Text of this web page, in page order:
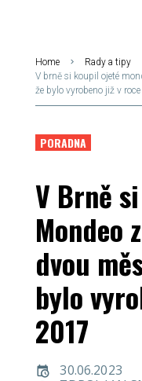
Home
Rady a tipy
V brně si koupil ojeté
že bylo vyrobeno již v
PORADNA
V Brně
Mondeo
dvou
bylo
2017
30.06.2023